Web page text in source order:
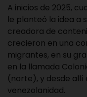
A inicios de 2025,
le planteó la idea a
creadora de
crecieron en una
migrantes, en su
en la llamada
(norte), y desde allí
venezolanidad.